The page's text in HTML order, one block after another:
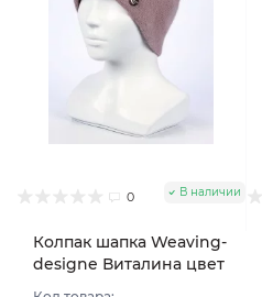
0 В наличии
Колпак шапка Weaving-
designe Виталина цвет